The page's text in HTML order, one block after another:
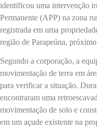
identificou uma intervenção
Permanente (APP) na zona
registrada em uma
região de Parapeúna,
Segundo a corporação, a
movimentação de terra em
para verificar a situação.
encontraram uma
movimentação de solo e
em um açude existente na